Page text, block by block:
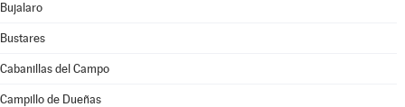
Bujalaro
Bustares
Cabanillas del Campo
Campillo de Dueñas